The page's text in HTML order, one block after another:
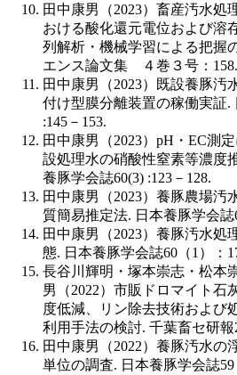
田中康男（2023）畜産汚水処
おける酸化還元電位および溶
列解析・機械学習による把握
エンス論文集 ４巻３号：158.
田中康男（2023）既設養豚汚
付け型膜分離装置の稼働実証.
:145－153.
田中康男（2023）pH・EC測
設処理水の硝酸性窒素等濃度
養豚学会誌60(3) :123－128.
田中康男（2023）養豚農場汚
質簡易推定法. 日本養豚学会誌
田中康男（2023）養豚汚水処
態. 日本養豚学会誌60（1）：
長谷川輝明・塚本崇志・松
男（2022）市販ドロマイト石
度低減、リン除去技術および
利用手法の検討. 千葉畜セ研報
田中康男（2022）養豚汚水の
単位の調査. 日本養豚学会誌59